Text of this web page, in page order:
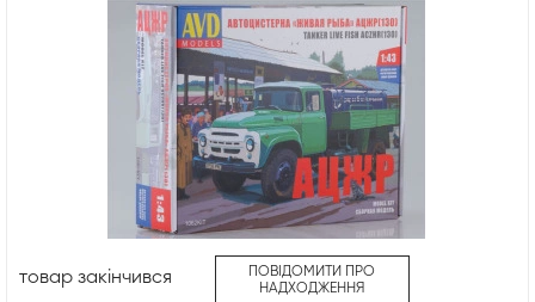
товар закінчився
ПОВІДОМИТИ ПРО
НАДХОДЖЕННЯ